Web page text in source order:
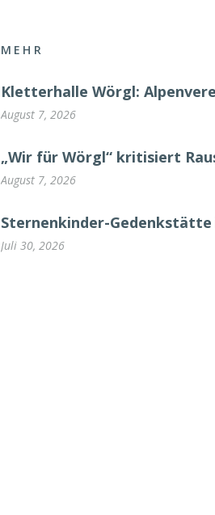
MEHR
Kletterhalle Wörgl:
August 7, 2026
„Wir für Wörgl“ kritisiert
August 7, 2026
Sternenkinder-
Juli 30, 2026